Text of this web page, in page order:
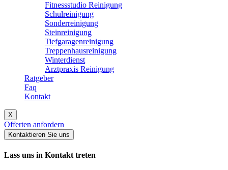
Fitnessstudio Reinigung
Schulreinigung
Sonderreinigung
Steinreinigung
Tiefgaragenreinigung
Treppenhausreinigung
Winterdienst
Arztpraxis Reinigung
Ratgeber
Faq
Kontakt
X
Offerten anfordern
Kontaktieren Sie uns
Lass uns in Kontakt treten